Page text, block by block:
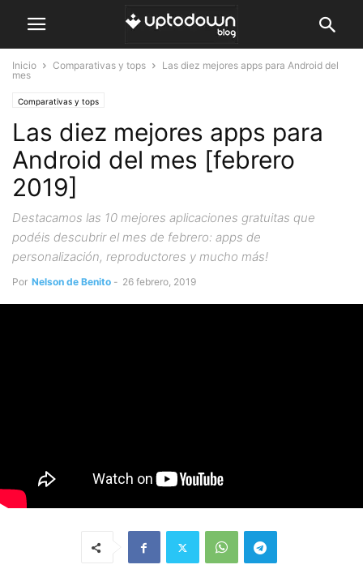
Inicio Comparativas y tops
Las diez mejores apps para Android del
mes
Comparativas y tops
Las diez mejores apps para
Android del mes [febrero
2019]
Destacamos las 10 mejores aplicaciones gratuitas que
podéis descubrir el mes de febrero: apps de
personalización, reproductores y mucho más!
Por Nelson de Benito - 26 febrero, 2019